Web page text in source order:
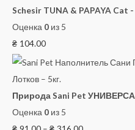
Schesir TUNA & PAPAYA Cat -
Оценка 0 из 5
₴ 104.00
Природа Sani Pet
Оценка 0 из 5